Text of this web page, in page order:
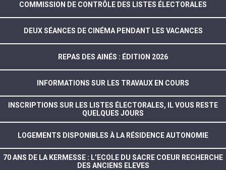
COMMISSION DE CONTRÔLE DES LISTES ÉLECTORALES
DEUX SÉANCES DE CINÉMA PENDANT LES VACANCES
REPAS DES AINÉS : ÉDITION 2026
INFORMATIONS SUR LES TRAVAUX EN COURS
INSCRIPTIONS SUR LES LISTES ÉLECTORALES, IL VOUS RESTE
QUELQUES JOURS
LOGEMENTS DISPONIBLES À LA RÉSIDENCE AUTONOMIE
70 ANS DE LA KERMESSE : L’ECOLE DU SACRE COEUR RECHERCHE
DES ANCIENS ELEVES